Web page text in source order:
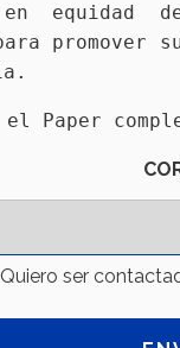
equidad
promover
Paper
Quiero ser